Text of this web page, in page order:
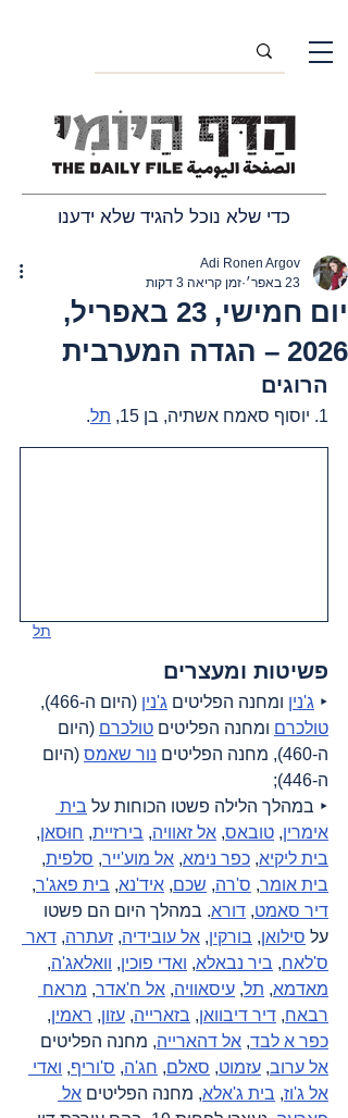
כדי שלא נוכל להגיד שלא ידענו
יום חמישי, 23 באפריל,
2026 – הגדה המערבית
Adi Ronen Argov
23 באפר׳
זמן קריאה 3 דקות
הרוגים
1. יוסוף סאמח אשתיה, בן 15, תל.
תל
פשיטות ומעצרים
‣ ג'נין ומחנה הפליטים ג'נין (היום ה-466),
טולכרם ומחנה הפליטים טולכרם (היום
ה-460), מחנה הפליטים
נור שאמס (היום
ה-446);
‣ במהלך הלילה פשטו הכוחות על בית
אימרין, טובאס, אל זאוויה, בירזיית, חוּסאן,
בית ליקיא, כפר נימא, אל מוע'ייר, סלפית,
בית אומר, ס'רה, שכם, איד'נא, בית פאג'ר,
דיר סאמט, דורא. במהלך היום הם פשטו
על סילואן, בורקין, אל עובידיה, זעתרה, דאר
ס'לאח, ביר נבאלא, ואדי פוכין, וואלאג'ה,
מאדמא, תל, עיסאוויה, אל ח'אדר, מראח
רבאח, דיר דיבוואן, בזארייה, עזון, ראמין,
כפר א לבד, אל דהארייה, מחנה הפליטים
אל ערוב, עזמוט, סאלם, חג'ה, ס'וריף, ואדי
אל ג'וז, בית ג'אלא, מחנה הפליטים אל